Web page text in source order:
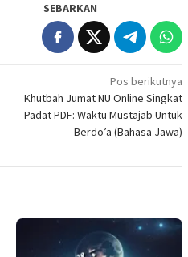
SEBARKAN
Pos berikutnya
Khutbah Jumat NU Online Singkat
Padat PDF: Waktu Mustajab Untuk
Berdo’a (Bahasa Jawa)